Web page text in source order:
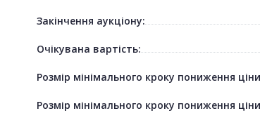
Закінчення аукціону:
Очікувана вартість:
Розмір мінімального кроку пониження
Розмір мінімального кроку пониження